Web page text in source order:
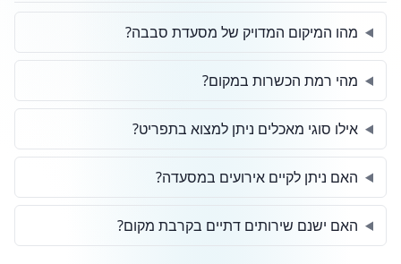
מהו המיקום המדויק של מסעדת סבבה?
מהי רמת הכשרות במקום?
אילו סוגי מאכלים ניתן למצוא בתפריט?
האם ניתן לקיים אירועים במסעדה?
האם ישנם שירותים דתיים בקרבת מקום?